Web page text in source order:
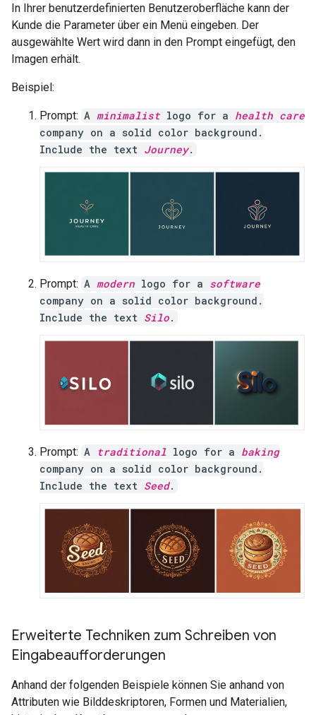
In Ihrer benutzerdefinierten Benutzeroberfläche kann der
Kunde die Parameter über ein Menü eingeben. Der
ausgewählte Wert wird dann in den Prompt eingefügt, den
Imagen erhält.
Beispiel:
Prompt: A minimalist logo for a health care
company on a solid color background.
Include the text Journey.
Prompt: A modern logo for a software
company on a solid color background.
Include the text Silo.
Prompt: A traditional logo for a baking
company on a solid color background.
Include the text Seed.
Erweiterte Techniken zum Schreiben von
Eingabeaufforderungen
Anhand der folgenden Beispiele können Sie anhand von
Attributen wie Bilddeskriptoren, Formen und Materialien,